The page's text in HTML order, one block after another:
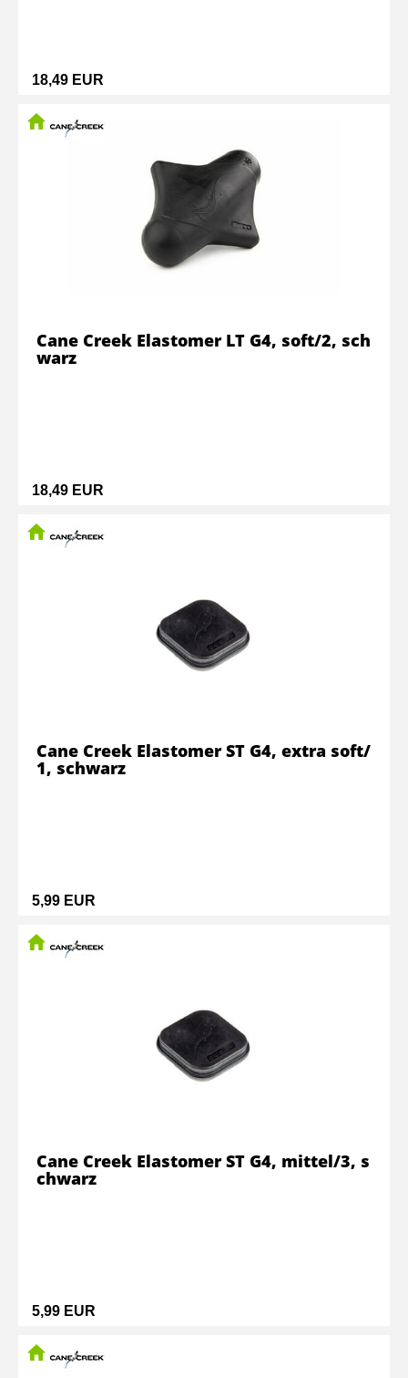
18,49 EUR
18,49 EUR
Cane Creek Elastomer LT G4, soft/2, sch
warz
5,99 EUR
Cane Creek Elastomer ST G4, extra soft/
1, schwarz
5,99 EUR
Cane Creek Elastomer ST G4, mittel/3, s
chwarz